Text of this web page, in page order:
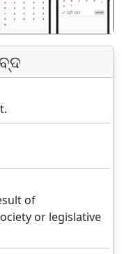
of
or legislative